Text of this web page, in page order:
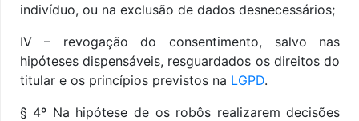
indivíduo, ou na exclusão de dados desnecessários;
IV – revogação do consentimento, salvo nas
hipóteses dispensáveis, resguardados os direitos do
titular e os princípios previstos na LGPD.
§ 4º Na hipótese de os robôs realizarem decisões